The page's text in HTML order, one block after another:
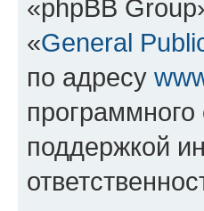
«phpBB
«General
по адресу
программного
поддержкой